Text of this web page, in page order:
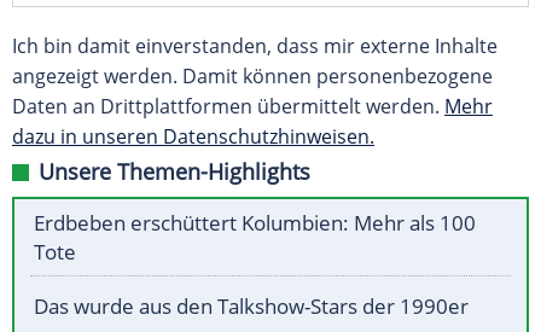
Ich bin damit einverstanden, dass mir externe Inhalte
angezeigt werden. Damit können personenbezogene
Daten an Drittplattformen übermittelt werden. Mehr
dazu in unseren Datenschutzhinweisen.
Unsere Themen-Highlights
Erdbeben erschüttert Kolumbien: Mehr als 100
Tote
Das wurde aus den Talkshow-Stars der 1990er